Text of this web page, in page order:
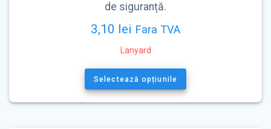
de siguranță.
3,10 lei Fara TVA
Lanyard
Selectează opțiunile
Acest
produs
are
mai